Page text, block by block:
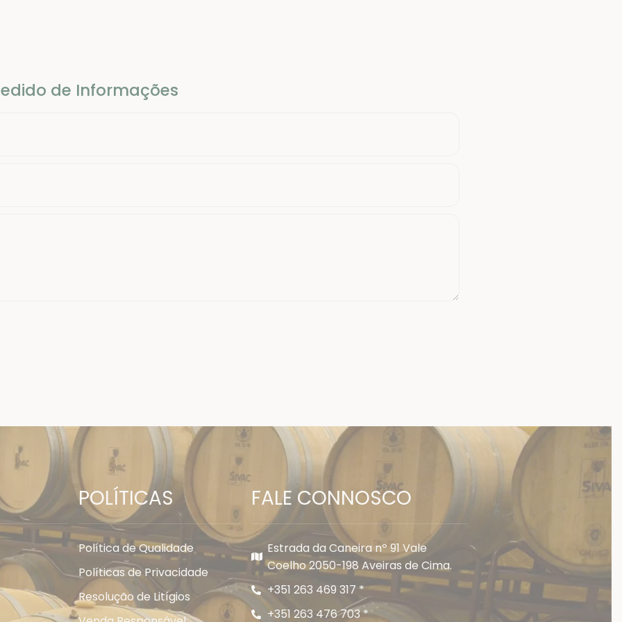
de Informações
POLÍTICAS
Política de Qualidade
Políticas de Privacidade
Resolução de Litígios
FALE CONNOSCO
Estrada da Caneira nº 91 Vale
Coelho 2050-198 Aveiras de Cima.
+351 263 469 317 *
+351 263 476 703 *